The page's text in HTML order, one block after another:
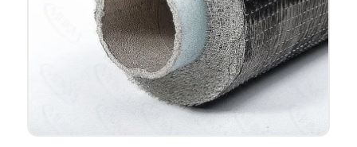
Проектировщикам
Калькуляторы
8